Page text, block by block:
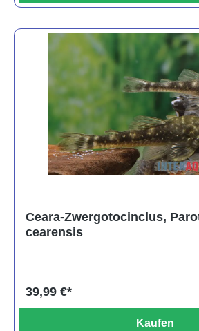
Ceara-Zwergotocinclus,
cearensis
39,99 €*
Kaufen